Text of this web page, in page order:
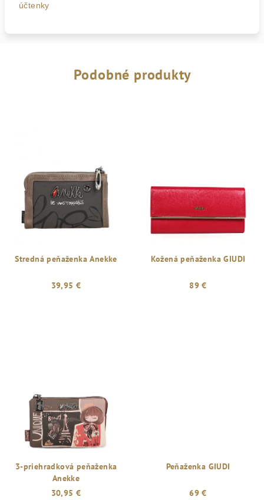
účtenky
Podobné produkty
Stredná peňaženka Anekke
39,95 €
Kožená peňaženka GIUDI
89 €
3-priehradková peňaženka
Anekke
30,95 €
Peňaženka GIUDI
69 €